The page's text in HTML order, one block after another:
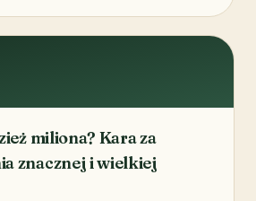
miliona? Kara za
znacznej i wielkiej